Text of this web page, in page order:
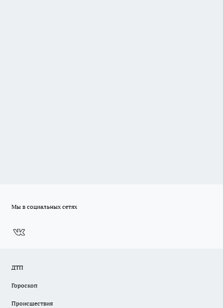
Мы в социальных сетях
ДТП
Гороскоп
Происшествия